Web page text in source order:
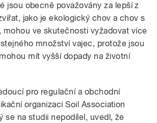
jsou obecně považovány za lepší z
jako je ekologický chov a chov s
mohou ve skutečnosti vyžadovat více
množství vajec, protože jsou
mít vyšší dopady na životní
pro regulační a obchodní
organizaci Soil Association
se na studii nepodílel, uvedl, že